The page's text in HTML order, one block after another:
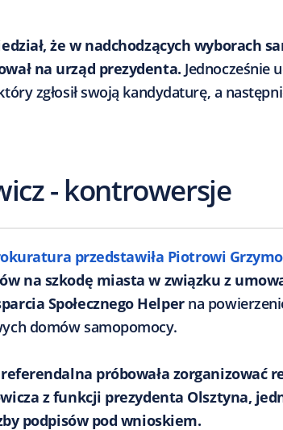
że w nadchodzących wyborach
na urząd prezydenta. Jednocześnie
zgłosił swoją kandydaturę, a
- kontrowersje
przedstawiła Piotrowi
na szkodę miasta w związku z
Społecznego Helperna
domów samopomocy.
próbowała zorganizować
z funkcji prezydenta Olsztyna,
podpisów pod wnioskiem.